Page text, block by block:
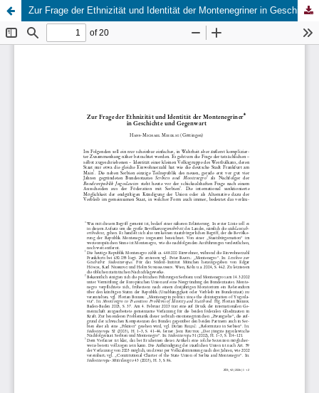
Zur Frage der Ethnizität und Identität der Montenegriner in Geschichte und Gegenwart